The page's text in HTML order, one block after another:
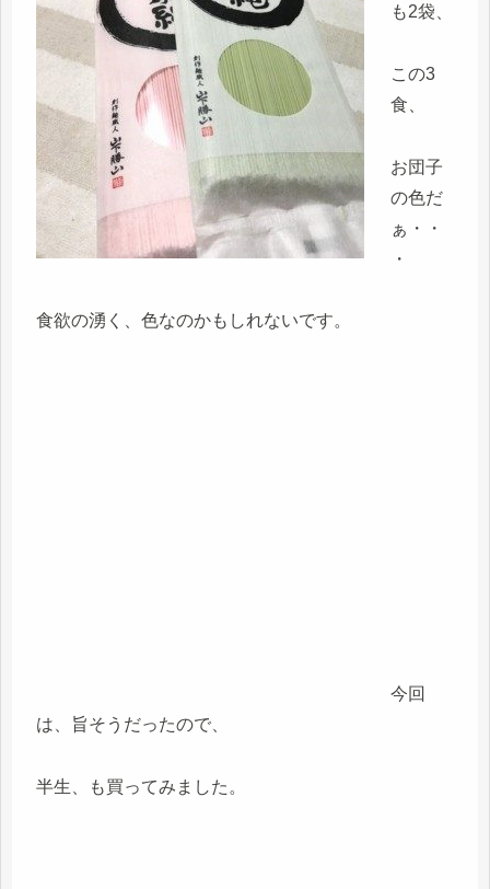
も2袋、
この3
食、
お団子
の色だ
ぁ・・
・
食欲の湧く、色なのかもしれないです。
今回
は、旨そうだったので、
半生、も買ってみました。